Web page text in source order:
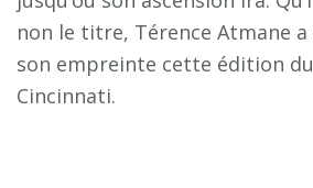
non le titre, Térence Atmane
son empreinte cette édition
Cincinnati.